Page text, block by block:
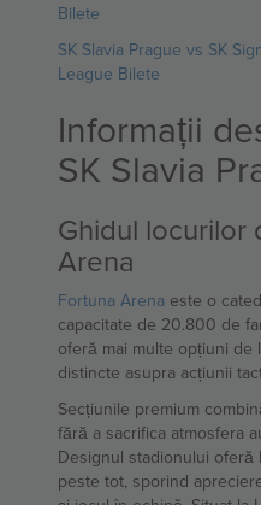
Bilete
SK Slavia Prague vs SK
League Bilete
Informații
SK Slavia
Ghidul locurilor
Arena
Fortuna Arena este o
capacitate de 20.800 de
oferă mai multe opțiuni
distincte asupra acțiunii
Secțiunile premium
fără a sacrifica atmosfera
Designul stadionului
peste tot, sporind